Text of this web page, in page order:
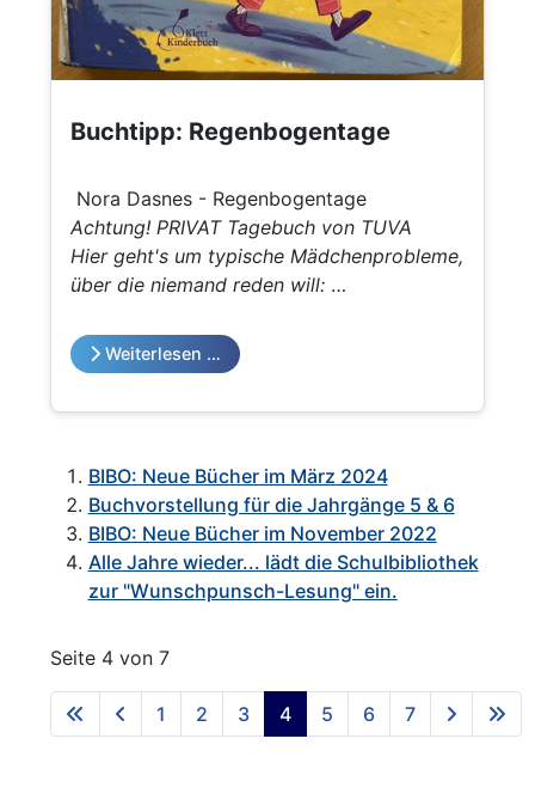
Buchtipp: Regenbogentage
Nora Dasnes - Regenbogentage
Achtung! PRIVAT Tagebuch von TUVA
Hier geht's um typische Mädchenprobleme,
über die niemand reden will:
stehen, Freundschaft, sich verlieben oder
auch nicht
Weiterlesen …
BIBO: Neue Bücher im März 2024
Buchvorstellung für die Jahrgänge 5 & 6
BIBO: Neue Bücher im November 2022
Alle Jahre wieder... lädt die Schulbibliothek
zur "Wunschpunsch-Lesung" ein.
Seite 4 von 7
1 2 3 4 5 6 7